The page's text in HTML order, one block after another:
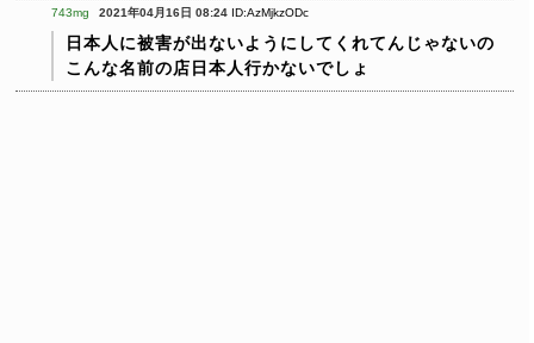
743mg 2021年04月16日 08:24 ID:AzMjkzODc
日本人に被害が出ないようにしてくれてんじゃないの
こんな名前の店日本人行かないでしょ